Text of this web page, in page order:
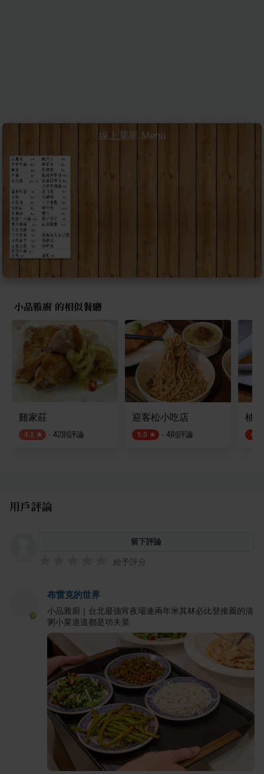
線上菜單 Menu
小品雅廚 的相似餐廳
雞家莊
4.1 · 42則評論
迎客松小吃店
5.0 · 4則評論
柚
4.5
用戶評論
留下評論
給予評分
布雷克的世界
小品雅廚｜台北最強宵夜場連兩年米其林必比登推薦的清
粥小菜道道都是功夫菜